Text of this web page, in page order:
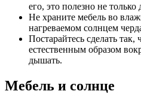
его, это полезно не только
Не храните мебель во
нагреваемом солнцем
Постарайтесь сделать
естественным образом
дышать.
Мебель и солнце